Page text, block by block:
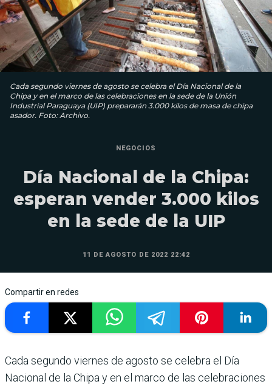
Cada segundo viernes de agosto se celebra el Día Nacional de la
Chipa y en el marco de las celebraciones en la sede de la Unión
Industrial Paraguaya (UIP) prepararán 3.000 kilos de masa de chipa
asador. Foto: Archivo.
NEGOCIOS
Día Nacional de la Chipa:
esperan vender 3.000 kilos
en la sede de la UIP
11 DE AGOSTO DE 2022 22:42
Compartir en redes
Cada segundo viernes de agosto se celebra el Día
Nacional de la Chipa y en el marco de las celebraciones